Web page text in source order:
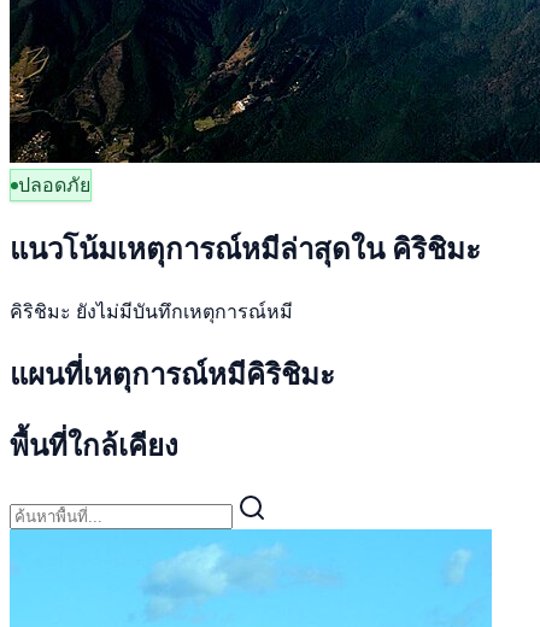
ปลอดภัย
แนวโน้มเหตุการณ์หมีล่าสุดใน คิริชิมะ
คิริชิมะ ยังไม่มีบันทึกเหตุการณ์หมี
แผนที่เหตุการณ์หมีคิริชิมะ
พื้นที่ใกล้เคียง